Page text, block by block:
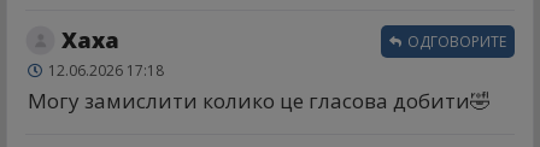
Хаха
12.06.2026 17:18
Могу замислити колико це гласова добити🤣
ОДГОВОРИТЕ